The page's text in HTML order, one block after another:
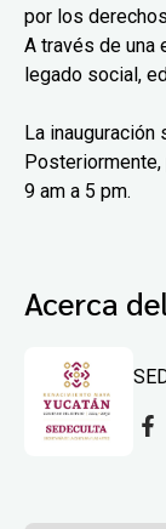
por los
A través de una
legado social,
La inauguración
9 am a 5 pm.
Acerca